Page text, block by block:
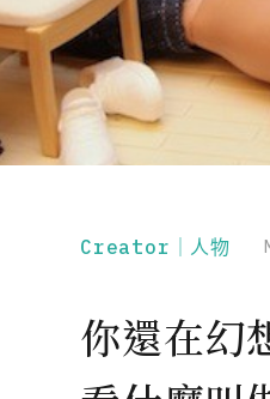
Creator｜人物
你還在幻